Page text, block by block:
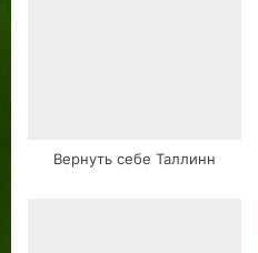
Вернуть себе Таллинн